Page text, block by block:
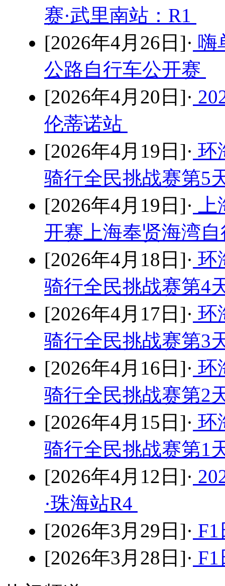
赛·武里南站：R1
[2026年4月26日]· 嗨
公路自行车公开赛
[2026年4月20日]·
伦蒂诺站
[2026年4月19日]· 环
骑行全民挑战赛第5
[2026年4月19日]·
开赛上海奉贤海湾
[2026年4月18日]· 环
骑行全民挑战赛第4
[2026年4月17日]· 环
骑行全民挑战赛第3
[2026年4月16日]· 环
骑行全民挑战赛第2
[2026年4月15日]· 环
骑行全民挑战赛第1
[2026年4月12日]·
·珠海站R4
[2026年3月29日]·
[2026年3月28日]·